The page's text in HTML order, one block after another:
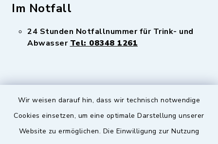
Wir weisen darauf hin, dass wir technisch notwendige
Cookies einsetzen, um eine optimale Darstellung unserer
Website zu ermöglichen. Die Einwilligung zur Nutzung
Im Notfall
24 Stunden Notfallnummer für Trink- und
Abwasser Tel: 08348 1261
Sicherer Kontakt